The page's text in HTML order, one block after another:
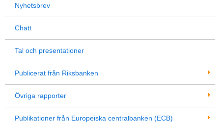
Nyhetsbrev
Chatt
Tal och presentationer
Publicerat från Riksbanken
Övriga rapporter
Publikationer från Europeiska centralbanken (ECB)